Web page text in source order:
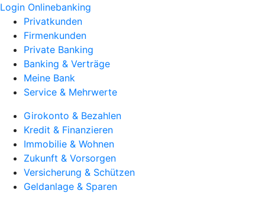
Login Onlinebanking
Privatkunden
Firmenkunden
Private Banking
Banking & Verträge
Meine Bank
Service & Mehrwerte
Girokonto & Bezahlen
Kredit & Finanzieren
Immobilie & Wohnen
Zukunft & Vorsorgen
Versicherung & Schützen
Geldanlage & Sparen